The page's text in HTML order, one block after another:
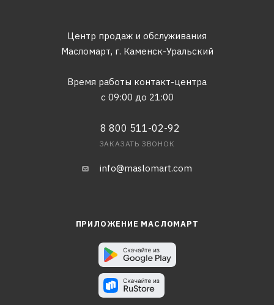
Центр продаж и обслуживания
Масломарт, г. Каменск-Уральский
Время работы контакт-центра
с 09:00 до 21:00
8 800 511-02-92
ЗАКАЗАТЬ ЗВОНОК
info@maslomart.com
ПРИЛОЖЕНИЕ МАСЛОМАРТ